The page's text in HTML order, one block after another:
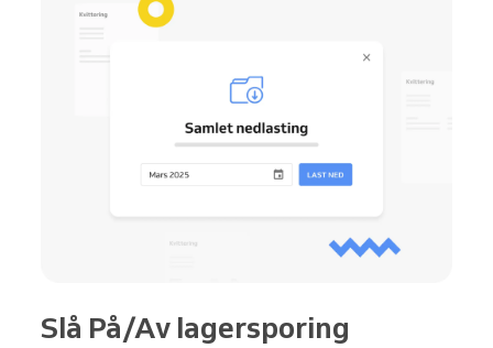
Slå På/Av lagersporing